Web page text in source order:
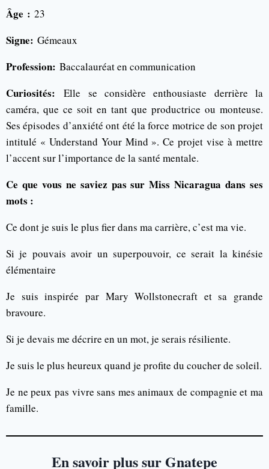
Âge : 23
Signe: Gémeaux
Profession: Baccalauréat en communication
Curiosités:Elle se considère enthousiaste derrière la
caméra, que ce soit en tant que productrice ou monteuse.
Ses épisodes d’anxiété ont été la force motrice de son projet
intitulé « Understand Your Mind ». Ce projet vise à mettre
l’accent sur l’importance de la santé mentale.
Ce que vous ne saviez pas sur Miss Nicaragua dans ses
mots :
Ce dont je suis le plus fier dans ma carrière, c’est ma vie.
Si je pouvais avoir un superpouvoir, ce serait la kinésie
élémentaire
Je suis inspirée par Mary Wollstonecraft et sa grande
bravoure.
Si je devais me décrire en un mot, je serais résiliente.
Je suis le plus heureux quand je profite du coucher de soleil.
Je ne peux pas vivre sans mes animaux de compagnie et ma
famille.
En savoir plus sur Gnatepe